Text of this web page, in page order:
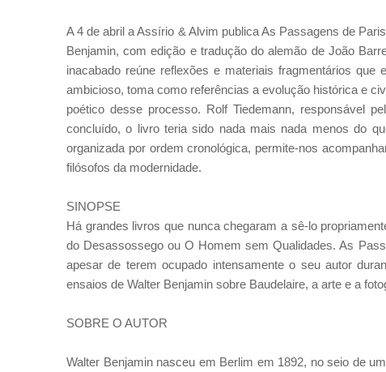
A 4 de abril a Assírio & Alvim publica As Passagens de
Benjamin, com edição e tradução do alemão de João
inacabado reúne reflexões e materiais fragmentários
ambicioso, toma como referências a evolução histórica e
poético desse processo. Rolf Tiedemann, responsável
concluído, o livro teria sido nada mais nada menos do
organizada por ordem cronológica, permite-nos
filósofos da modernidade.
SINOPSE
Há grandes livros que nunca chegaram a sê-lo
do Desassossego ou O Homem sem Qualidades. As
apesar de terem ocupado intensamente o seu autor
ensaios de Walter Benjamin sobre Baudelaire, a arte e a
SOBRE O AUTOR
Walter Benjamin nasceu em Berlim em 1892, no seio de